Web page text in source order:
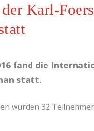
Karl-
fand die
statt.
wurden 32